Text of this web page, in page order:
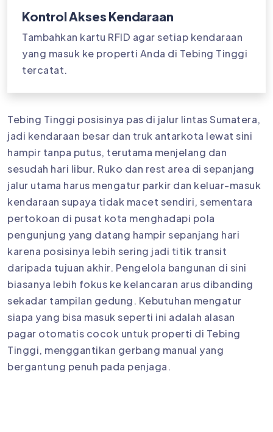
Kontrol Akses Kendaraan
Tambahkan kartu RFID agar setiap kendaraan
yang masuk ke properti Anda di Tebing Tinggi
tercatat.
Tebing Tinggi posisinya pas di jalur lintas Sumatera,
jadi kendaraan besar dan truk antarkota lewat sini
hampir tanpa putus, terutama menjelang dan
sesudah hari libur. Ruko dan rest area di sepanjang
jalur utama harus mengatur parkir dan keluar-masuk
kendaraan supaya tidak macet sendiri, sementara
pertokoan di pusat kota menghadapi pola
pengunjung yang datang hampir sepanjang hari
karena posisinya lebih sering jadi titik transit
daripada tujuan akhir. Pengelola bangunan di sini
biasanya lebih fokus ke kelancaran arus dibanding
sekadar tampilan gedung. Kebutuhan mengatur
siapa yang bisa masuk seperti ini adalah alasan
pagar otomatis cocok untuk properti di Tebing
Tinggi, menggantikan gerbang manual yang
bergantung penuh pada penjaga.